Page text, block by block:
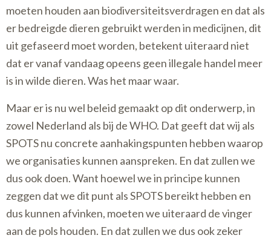
moeten houden aan biodiversiteitsverdragen en dat als
er bedreigde dieren gebruikt werden in medicijnen, dit
uit gefaseerd moet worden, betekent uiteraard niet
dat er vanaf vandaag opeens geen illegale handel meer
is in wilde dieren. Was het maar waar.
Maar er is nu wel beleid gemaakt op dit onderwerp, in
zowel Nederland als bij de WHO. Dat geeft dat wij als
SPOTS nu concrete aanhakingspunten hebben waarop
we organisaties kunnen aanspreken. En dat zullen we
dus ook doen. Want hoewel we in principe kunnen
zeggen dat we dit punt als SPOTS bereikt hebben en
dus kunnen afvinken, moeten we uiteraard de vinger
aan de pols houden. En dat zullen we dus ook zeker